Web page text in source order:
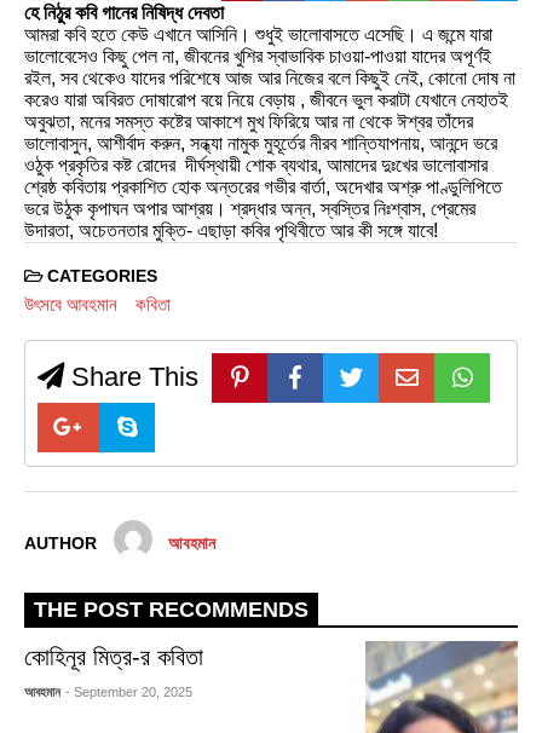
হে নিঠুর কবি গানের নিষিদ্ধ দেবতা
আমরা কবি হতে কেউ এখানে আসিনি। শুধুই ভালোবাসতে এসেছি। এ জন্মে যারা
ভালোবেসেও কিছু পেল না, জীবনের খুশির স্বাভাবিক চাওয়া-পাওয়া যাদের অপূর্ণই
রইল, সব থেকেও যাদের পরিশেষে আজ আর নিজের বলে কিছুই নেই, কোনো দোষ না
করেও যারা অবিরত দোষারোপ বয়ে নিয়ে বেড়ায় , জীবনে ভুল করাটা যেখানে নেহাতই
অবুঝতা, মনের সমস্ত কষ্টের আকাশে মুখ ফিরিয়ে আর না থেকে ঈশ্বর তাঁদের
ভালোবাসুন, আশীর্বাদ করুন, সন্ধ্যা নামুক মুহূর্তের নীরব শান্তিযাপনায়, আনন্দে ভরে
ওঠুক প্রকৃতির কষ্ট রোদের দীর্ঘস্থায়ী শোক ব্যথার, আমাদের দুঃখের ভালোবাসার
শ্রেষ্ঠ কবিতায় প্রকাশিত হোক অন্তরের গভীর বার্তা, অদেখার অশ্রু পাণ্ডুলিপিতে
ভরে উঠুক কৃপাঘন অপার আশ্রয়। শ্রদ্ধার অন্ন, স্বস্তির নিঃশ্বাস, প্রেমের
উদারতা, অচেতনতার মুক্তি- এছাড়া কবির পৃথিবীতে আর কী সঙ্গে যাবে!
CATEGORIES
উৎসবে আবহমান কবিতা
Share This
AUTHOR আবহমান
THE POST RECOMMENDS
কোহিনূর মিত্র-র কবিতা
আবহমান - September 20, 2025